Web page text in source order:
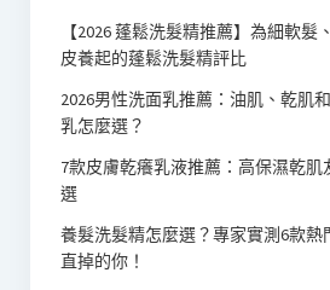
【2026 蓬鬆洗髮精推薦】為細軟髮
皮養起的蓬鬆洗髮精評比
2026男性洗面乳推薦：油肌、乾肌
乳怎麼選？
7款皮膚乾癢乳液推薦：高保濕乾
選
養髮洗髮精怎麼選？專家實測6款熱
直掉的你！